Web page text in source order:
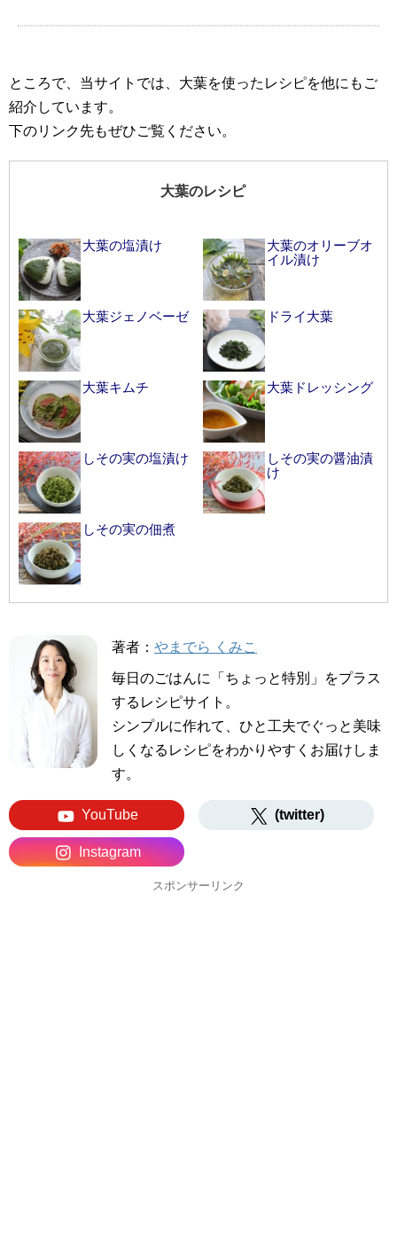
ところで、当サイトでは、大葉を使ったレシピを他にもご
紹介しています。
下のリンク先もぜひご覧ください。
大葉のレシピ
大葉の塩漬け
大葉のオリーブオ
イル漬け
大葉ジェノベーゼ ドライ大葉
大葉キムチ 大葉ドレッシング
しその実の塩漬け
しその実の醤油漬
け
しその実の佃煮
著者： やまでら くみこ
毎日のごはんに「ちょっと特別」をプラス
するレシピサイト。
シンプルに作れて、ひと工夫でぐっと美味
しくなるレシピをわかりやすくお届けしま
す。
YouTube (twitter)
Instagram
スポンサーリンク